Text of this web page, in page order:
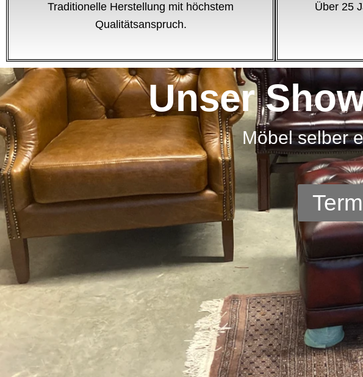
Traditionelle Herstellung mit höchstem
Qualitätsanspruch.
Über 25
Unser
Möbel selber